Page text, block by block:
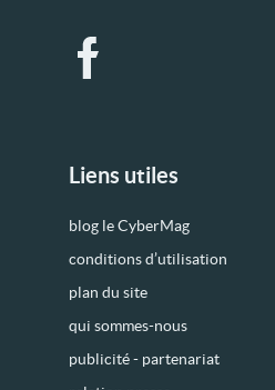
Liens utiles
blog le CyberMag
conditions d’utilisation
plan du site
qui sommes-nous
publicité - partenariat